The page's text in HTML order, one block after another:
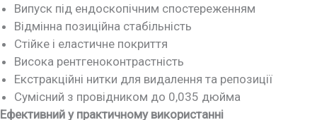
Випуск під ендоскопічним спостереженням
Відмінна позиційна стабільність
Стійке і еластичне покриття
Висока рентгеноконтрастність
Екстракційні нитки для видалення та репозиції
Сумісний з провідником до 0,035 дюйма
Ефективний у практичному використанні